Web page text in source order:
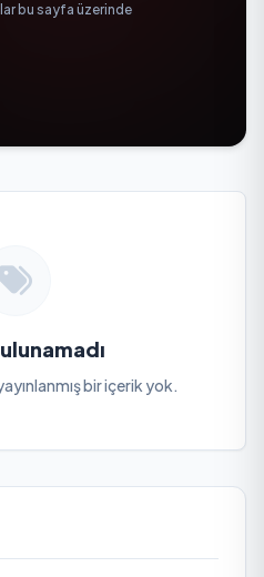
bu sayfa üzerinde
bir içerik yok.